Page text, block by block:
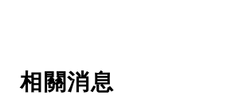
相關消息